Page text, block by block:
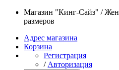
Магазин "Кинг-Сайз" /
размеров
Адрес магазина
Корзина
Регистрация
/ Авторизация